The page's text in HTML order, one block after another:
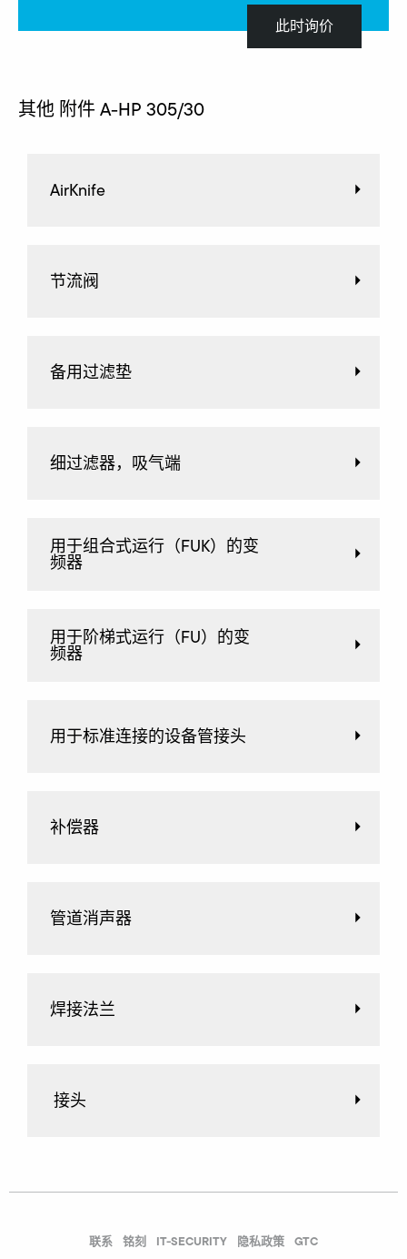
此时询价
其他 附件 A-HP 305/30
AirKnife
节流阀
备用过滤垫
细过滤器，吸气端
用于组合式运行（FUK）的变
频器
用于阶梯式运行（FU）的变
频器
用于标准连接的设备管接头
补偿器
管道消声器
焊接法兰
接头
联系 铭刻 IT-SECURITY 隐私政策 GTC